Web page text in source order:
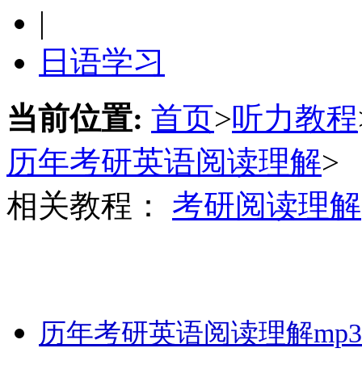
|
日语学习
当前位置: 首页>听力教程
历年考研英语阅读理解>
相关教程： 考研阅读理解
历年考研英语阅读理解